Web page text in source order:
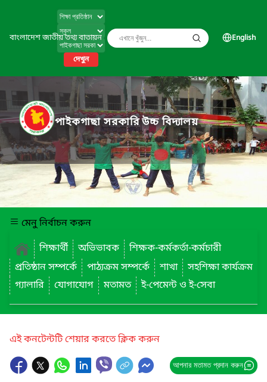
বাংলাদেশ জাতীয় তথ্য বাতায়ন
দেখুন
English
পাইকগাছা সরকারি উচ্চ বিদ্যালয়
মেনু নির্বাচন করুন
শিক্ষার্থী
অভিভাবক
শিক্ষক-কর্মকর্তা-কর্মচারী
প্রতিষ্ঠান সম্পর্কে
পাঠ্যক্রম সম্পর্কে শাখা
সহশিক্ষা কার্যক্রম
গ্যালারি
যোগাযোগ মতামত ই-পেমেন্ট ও ই-সেবা
এই কনটেন্টটি শেয়ার করতে ক্লিক করুন
আপনার মতামত প্রদান করুন